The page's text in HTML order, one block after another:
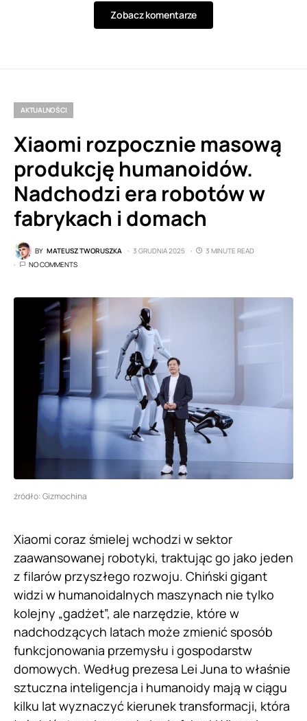
Zobacz komentarze
AKTUALNOŚCI
Xiaomi rozpocznie masową
produkcję humanoidów.
Nadchodzi era robotów w
fabrykach i domach
BY MATEUSZ TWORUSZKA 3 GRUDNIA 2025
3 MINUTE READ
NO COMMENTS
źródło: Gizmochina
Xiaomi coraz śmielej wchodzi w sektor
zaawansowanej robotyki, traktując go jako jeden
z filarów przyszłego rozwoju. Chiński gigant
widzi w humanoidalnych maszynach nie tylko
kolejny „gadżet”, ale narzędzie, które w
nadchodzących latach może zmienić sposób
funkcjonowania przemysłu i gospodarstw
domowych. Według prezesa Lei Juna to właśnie
sztuczna inteligencja i humanoidy mają w ciągu
kilku lat wyznaczyć kierunek transformacji, która